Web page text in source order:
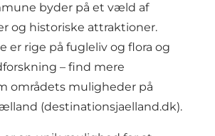
byder på et væld af
og historiske attraktioner.
er rige på fugleliv og flora og
– find mere
områdets muligheder på
(destinationsjaelland.dk).